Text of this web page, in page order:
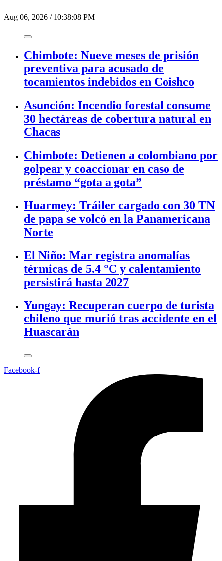
Aug 06, 2026 / 10:38:08 PM
Chimbote: Nueve meses de prisión
preventiva para acusado de
tocamientos indebidos en Coishco
Asunción: Incendio forestal consume
30 hectáreas de cobertura natural en
Chacas
Chimbote: Detienen a colombiano por
golpear y coaccionar en caso de
préstamo “gota a gota”
Huarmey: Tráiler cargado con 30 TN
de papa se volcó en la Panamericana
Norte
El Niño: Mar registra anomalías
térmicas de 5.4 °C y calentamiento
persistirá hasta 2027
Yungay: Recuperan cuerpo de turista
chileno que murió tras accidente en el
Huascarán
Facebook-f